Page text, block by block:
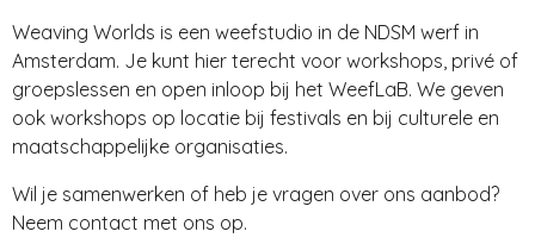
Weaving Worlds is een weefstudio in de NDSM werf in
Amsterdam. Je kunt hier terecht voor workshops, privé of
groepslessen en open inloop bij het WeefLaB. We geven
ook workshops op locatie bij festivals en bij culturele en
maatschappelijke organisaties.
Wil je samenwerken of heb je vragen over ons aanbod?
Neem contact met ons op.